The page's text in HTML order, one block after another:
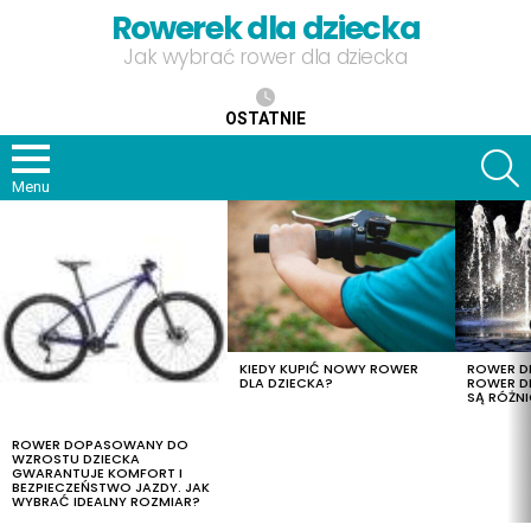
Rowerek dla dziecka
Jak wybrać rower dla dziecka
OSTATNIE
Menu
ROWER DOPASOWANY DO
WZROSTU DZIECKA
GWARANTUJE KOMFORT I
BEZPIECZEŃSTWO JAZDY. JAK
WYBRAĆ IDEALNY ROZMIAR?
KIEDY KUPIĆ NOWY ROWER
DLA DZIECKA?
ROWER
ROWER
SĄ